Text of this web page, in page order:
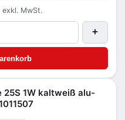
exkl. MwSt.
+
25S 1W kaltweiß alu-